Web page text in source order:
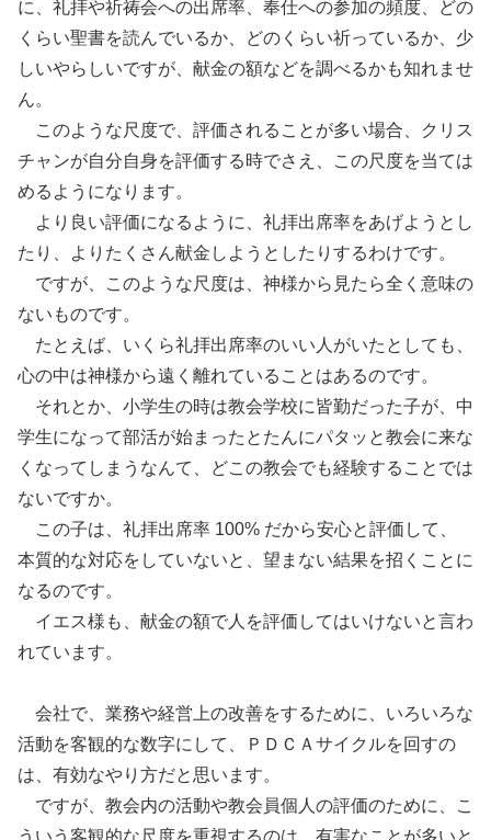
に、礼拝や祈祷会への出席率、奉仕への参加の頻度、どの
くらい聖書を読んでいるか、どのくらい祈っているか、少
しいやらしいですが、献金の額などを調べるかも知れませ
ん。
このような尺度で、評価されることが多い場合、クリス
チャンが自分自身を評価する時でさえ、この尺度を当ては
めるようになります。
より良い評価になるように、礼拝出席率をあげようとし
たり、よりたくさん献金しようとしたりするわけです。
ですが、このような尺度は、神様から見たら全く意味の
ないものです。
たとえば、いくら礼拝出席率のいい人がいたとしても、
心の中は神様から遠く離れていることはあるのです。
それとか、小学生の時は教会学校に皆勤だった子が、中
学生になって部活が始まったとたんにパタッと教会に来な
くなってしまうなんて、どこの教会でも経験することでは
ないですか。
この子は、礼拝出席率 100% だから安心と評価して、
本質的な対応をしていないと、望まない結果を招くことに
なるのです。
イエス様も、献金の額で人を評価してはいけないと言わ
れています。
会社で、業務や経営上の改善をするために、いろいろな
活動を客観的な数字にして、ＰＤＣＡサイクルを回すの
は、有効なやり方だと思います。
ですが、教会内の活動や教会員個人の評価のために、こ